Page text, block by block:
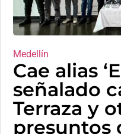
Medellín
Cae alias
señalado
Terraza y
presuntos